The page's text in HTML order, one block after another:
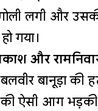
लगी और
गया।
और
बानूड़ा की
की ऐसी आग